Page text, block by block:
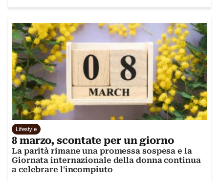
Lifestyle
8 marzo, scontate per un giorno
La parità rimane una promessa sospesa e la
Giornata internazionale della donna continua
a celebrare l'incompiuto